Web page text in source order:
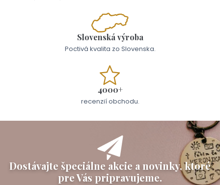
Slovenská výroba
Poctivá kvalita zo Slovenska.
4000+
recenzií obchodu.
Dostávajte špeciálne akcie a novinky, ktoré
pre Vás pripravujeme.